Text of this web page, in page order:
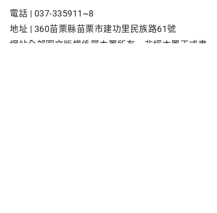
電話 | 037-335911~8
地址 | 360苗栗縣苗栗市建功里民族路61號
網站全部圖文版權係屬本署所有，非經本署正式書